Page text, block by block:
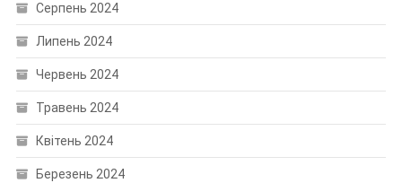
Серпень 2024
Липень 2024
Червень 2024
Травень 2024
Квітень 2024
Березень 2024